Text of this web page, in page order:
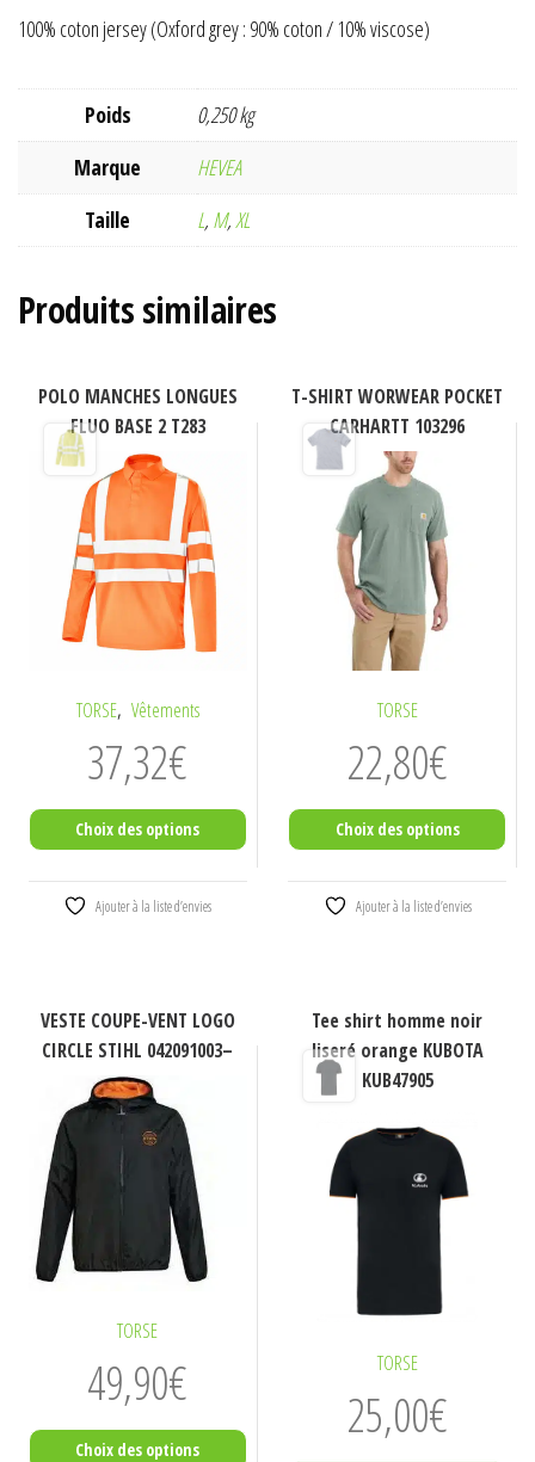
100% coton jersey (Oxford grey : 90% coton / 10% viscose)
Poids
0,250 kg
Marque
HEVEA
Taille
L, M,XL
Produits similaires
POLO MANCHES LONGUES
FLUO BASE 2 T283
TORSE, Vêtements
37,32€
Choix des options
Ce
produit
variations.
Les
options
peuvent
être
choisies
du
Ajouter à la liste d’envies
T-SHIRT WORWEAR POCKET
CARHARTT 103296
TORSE
22,80€
Choix des options
Ce
produit
variations.
Les
options
choisies
du
produit
Ajouter à la liste d’envies
VESTE COUPE-VENT LOGO
CIRCLE STIHL 042091003–
TORSE
49,90€
Choix des options
Tee shirt homme noir
liseré orange KUBOTA
KUB47905
TORSE
25,00€